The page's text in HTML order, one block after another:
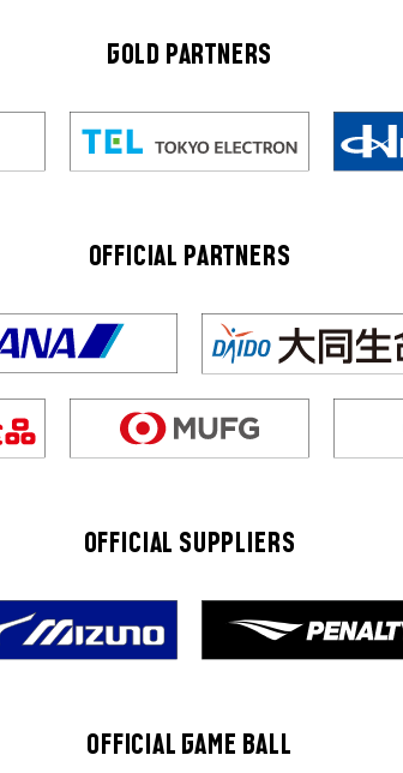
GOLD PARTNERS
OFFICIAL PARTNERS
OFFICIAL SUPPLIERS
OFFICIAL GAME BALL